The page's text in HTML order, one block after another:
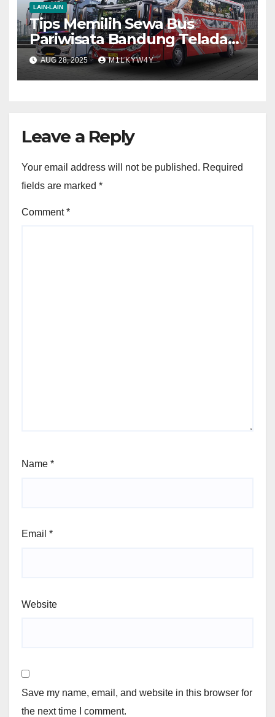
LAIN-LAIN
Tips Memilih Sewa Bus
Pariwisata Bandung Teladan
Trans
AUG 28, 2025 M1LKYW4Y
Leave a Reply
Your email address will not be published. Required
fields are marked *
Comment*
Name *
Email *
Website
Save my name, email, and website in this browser for
the next time I comment.